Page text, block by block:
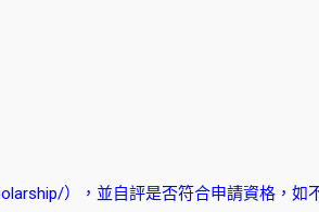
），並自評是否符合申請資格，如